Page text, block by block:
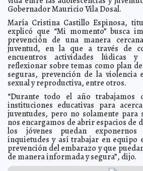
2023-09-21 18:57:36 Aumenta el número de
de ciencia, tecnología, ingeniería y
Ignacio Ramos Pérez
2023-09-21 18:53:50 Yucatán, sede de la Primera
Sociedades de Paz Chabajel Kamila López
2023-09-21 18:50:29 Ejército Mexicano lleva a
letras de oro con motivo del Bicentenario
Jorge Armando León Borges
2023-09-21 18:45:30 “Yucatán Expone” llega a
Sánchez
2023-09-21 18:38:20 Concluiremos la
por ciento de los objetivos cumplidos:
2023-09-20 17:08:19 En conjunto, Gobierno del
contribuyen para la arborización de los
2023-09-16 17:44:47 Ovidio Guzmán ya está en el
Chicago A7
2023-09-16 17:37:54 Renán Barrera procura el
Municipio Javier W. López Madera
Gobernador Mauricio Vila Dosal.
María Cristina Castillo Espinosa,
explicó que “Mi momento” busca
prevención de una manera
juventud, en la que a través de
encuentros actividades lúdicas y
reflexionar sobre temas como plan
seguras, prevención de la violencia
sexual y reproductiva, entre otros.
“Durante todo el año
instituciones educativas para
juventudes, pero no solamente para
nos encargamos de abrir espacios de
los jóvenes puedan
inquietudes y así trabajar en equipo
prevención del embarazo y que
de manera informada y segura”, dijo.